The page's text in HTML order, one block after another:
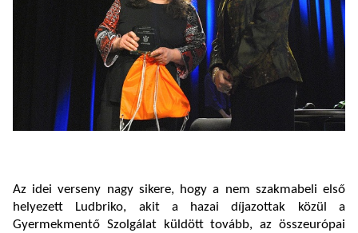
Az idei verseny nagy sikere, hogy a nem szakmabeli első
helyezett Ludbriko, akit a hazai díjazottak közül a
Gyermekmentő Szolgálat küldött tovább, az összeurópai